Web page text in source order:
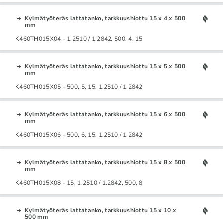
Kylmätyöteräs lattatanko, tarkkuushiottu 15 x 4 x 500
mm
K460TH015X04 - 1.2510 / 1.2842, 500, 4, 15
Kylmätyöteräs lattatanko, tarkkuushiottu 15 x 5 x 500
mm
K460TH015X05 - 500, 5, 15, 1.2510 / 1.2842
Kylmätyöteräs lattatanko, tarkkuushiottu 15 x 6 x 500
mm
K460TH015X06 - 500, 6, 15, 1.2510 / 1.2842
Kylmätyöteräs lattatanko, tarkkuushiottu 15 x 8 x 500
mm
K460TH015X08 - 15, 1.2510 / 1.2842, 500, 8
Kylmätyöteräs lattatanko, tarkkuushiottu 15 x 10 x
500 mm